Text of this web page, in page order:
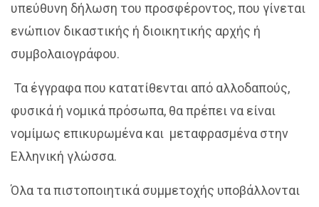
υπεύθυνη δήλωση του προσφέροντος, που γίνεται
ενώπιον δικαστικής ή διοικητικής αρχής ή
συμβολαιογράφου.
Τα έγγραφα που κατατίθενται από αλλοδαπούς,
φυσικά ή νομικά πρόσωπα, θα πρέπει να είναι
νομίμως επικυρωμένα και μεταφρασμένα στην
Ελληνική γλώσσα.
Όλα τα πιστοποιητικά συμμετοχής υποβάλλονται